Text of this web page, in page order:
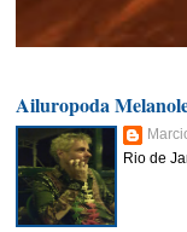
Ailuropoda
Rio de